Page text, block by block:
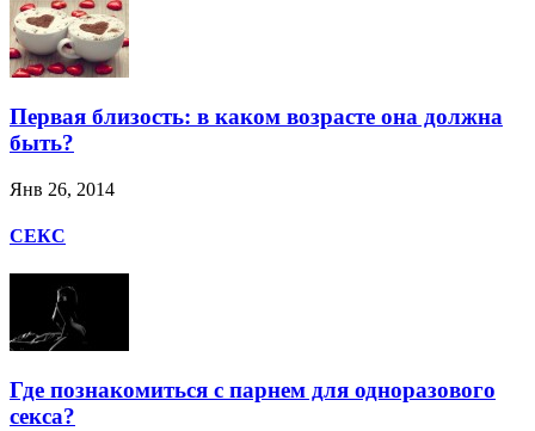
Первая близость: в каком возрасте она должна
быть?
Янв 26, 2014
СЕКС
Где познакомиться с парнем для одноразового
секса?